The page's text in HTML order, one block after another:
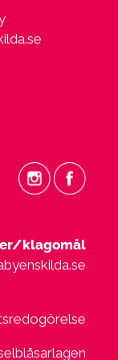
klagomål